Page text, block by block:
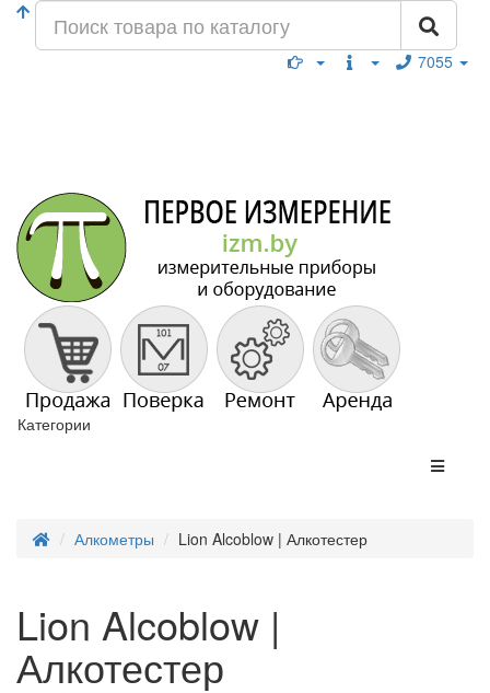
7055
Категории
Алкометры Lion Alcoblow | Алкотестер
Lion Alcoblow |
Алкотестер